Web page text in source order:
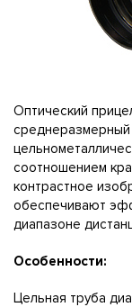
Оптический
соотношением
контрастное
обеспечивают
диапазоне
Особенности:
Цельная труба